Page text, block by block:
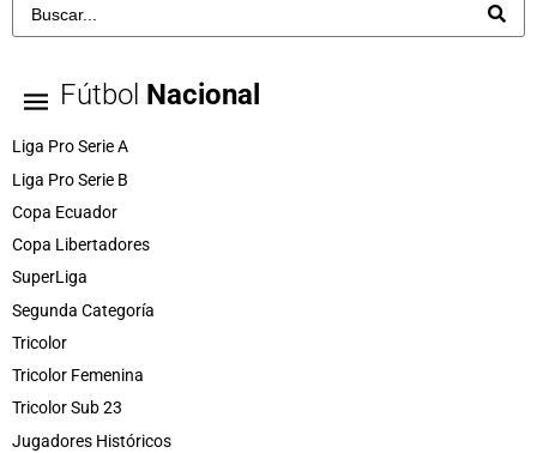
Fútbol Nacional
Liga Pro Serie A
Liga Pro Serie B
Copa Ecuador
Copa Libertadores
SuperLiga
Segunda Categoría
Tricolor
Tricolor Femenina
Tricolor Sub 23
Jugadores Históricos